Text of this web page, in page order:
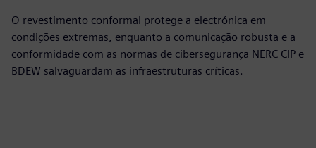
O revestimento conformal protege a electrónica em
condições extremas, enquanto a comunicação robusta e a
conformidade com as normas de cibersegurança NERC CIP e
BDEW salvaguardam as infraestruturas críticas.